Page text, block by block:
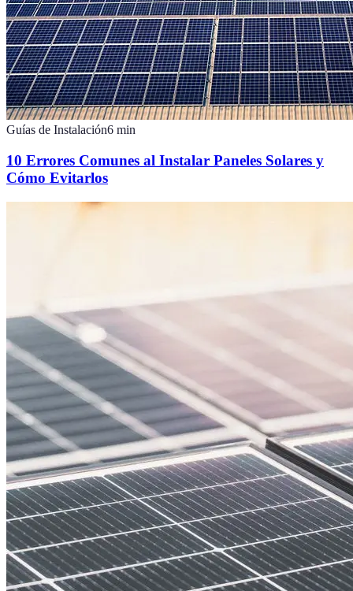
Guías de Instalación6 min
10 Errores Comunes al Instalar Paneles Solares y
Cómo Evitarlos